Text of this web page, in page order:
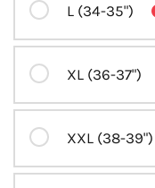
L (34-35")
XL (36-37")
XXL (38-39")